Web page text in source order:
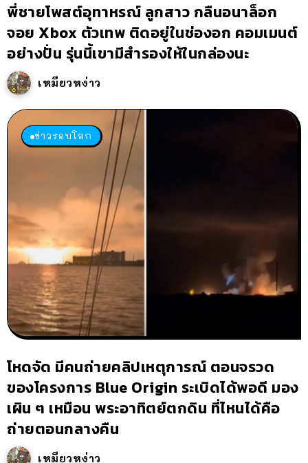
พี่ชายโพสต์อุทาหรณ์ ลูกสาว กลืนอนาล็อก
จอย Xbox ตัวเทพ ติดอยู่ในช่องอก คอมเมนต์
อย่างปั่น รุ่นนี้เขามีสำรองให้ในกล่องนะ
เหมียวหง่าว
ข่าวรอบโลก
โหดจัด มีคนถ่ายคลิปเหตุการณ์ ตอนจรวด
ของโครงการ Blue Origin ระเบิดได้พอดี มอง
เผิน ๆ เหมือน พระอาทิตย์ตกดิน ที่ไหนได้คือ
ถ่ายตอนกลางคืน
เหมียวหง่าว